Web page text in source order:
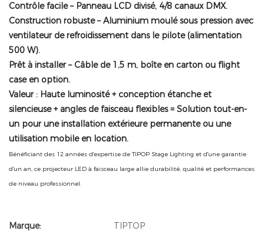
Contrôle facile– Panneau LCD divisé, 4/8 canaux DMX.
Construction robuste– Aluminium moulé sous pression avec
ventilateur de refroidissement dans le pilote (alimentation
500 W).
Prêt à installer– Câble de 1,5 m, boîte en carton ou flight
case en option.
Valeur : Haute luminosité + conception étanche et
silencieuse + angles de faisceau flexibles = Solution tout-en-
un pour une installation extérieure permanente ou une
utilisation mobile en location.
Bénéficiant des 12 années d'expertise de TIPOP Stage Lighting et d'une garantie
d'un an, ce projecteur LED à faisceau large allie durabilité, qualité et performances
de niveau professionnel.
Marque:
TIPTOP